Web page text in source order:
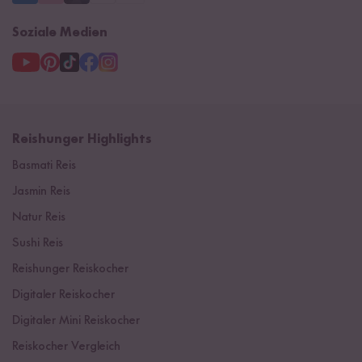
Soziale Medien
Reishunger Highlights
Basmati Reis
Jasmin Reis
Natur Reis
Sushi Reis
Reishunger Reiskocher
Digitaler Reiskocher
Digitaler Mini Reiskocher
Reiskocher Vergleich